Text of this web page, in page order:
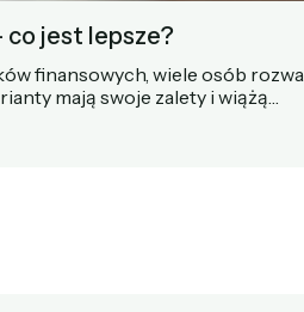
jest lepsze?
finansowych, wiele osób
mają swoje zalety i wiążą…